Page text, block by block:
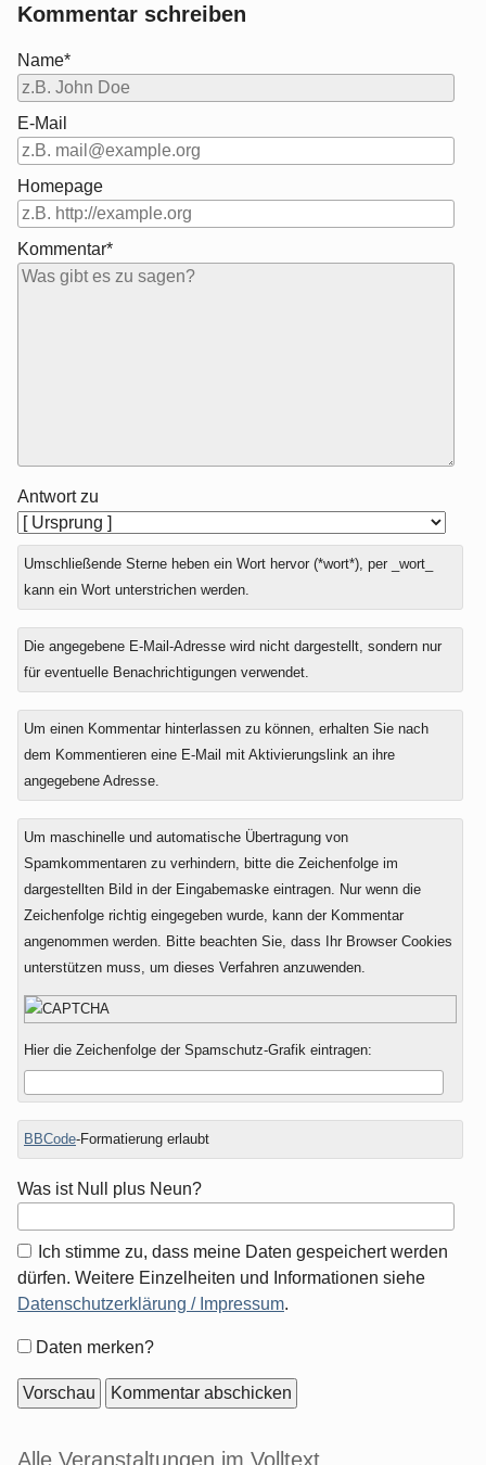
Kommentar schreiben
Name*
E-Mail
Homepage
Kommentar*
Antwort zu
Umschließende Sterne heben ein Wort hervor (*wort*), per _wort_
kann ein Wort unterstrichen werden.
Die angegebene E-Mail-Adresse wird nicht dargestellt, sondern nur
für eventuelle Benachrichtigungen verwendet.
Um einen Kommentar hinterlassen zu können, erhalten Sie nach
dem Kommentieren eine E-Mail mit Aktivierungslink an ihre
angegebene Adresse.
Um maschinelle und automatische Übertragung von
Spamkommentaren zu verhindern, bitte die Zeichenfolge im
dargestellten Bild in der Eingabemaske eintragen. Nur wenn die
Zeichenfolge richtig eingegeben wurde, kann der Kommentar
angenommen werden. Bitte beachten Sie, dass Ihr Browser Cookies
unterstützen muss, um dieses Verfahren anzuwenden.
Hier die Zeichenfolge der Spamschutz-Grafik eintragen:
BBCode-Formatierung erlaubt
Was ist Null plus Neun?
Ich stimme zu, dass meine Daten gespeichert werden
dürfen. Weitere Einzelheiten und Informationen siehe
Datenschutzerklärung / Impressum.
Formular-
Daten merken?
Seitenleiste
Alle Veranstaltungen im Volltext